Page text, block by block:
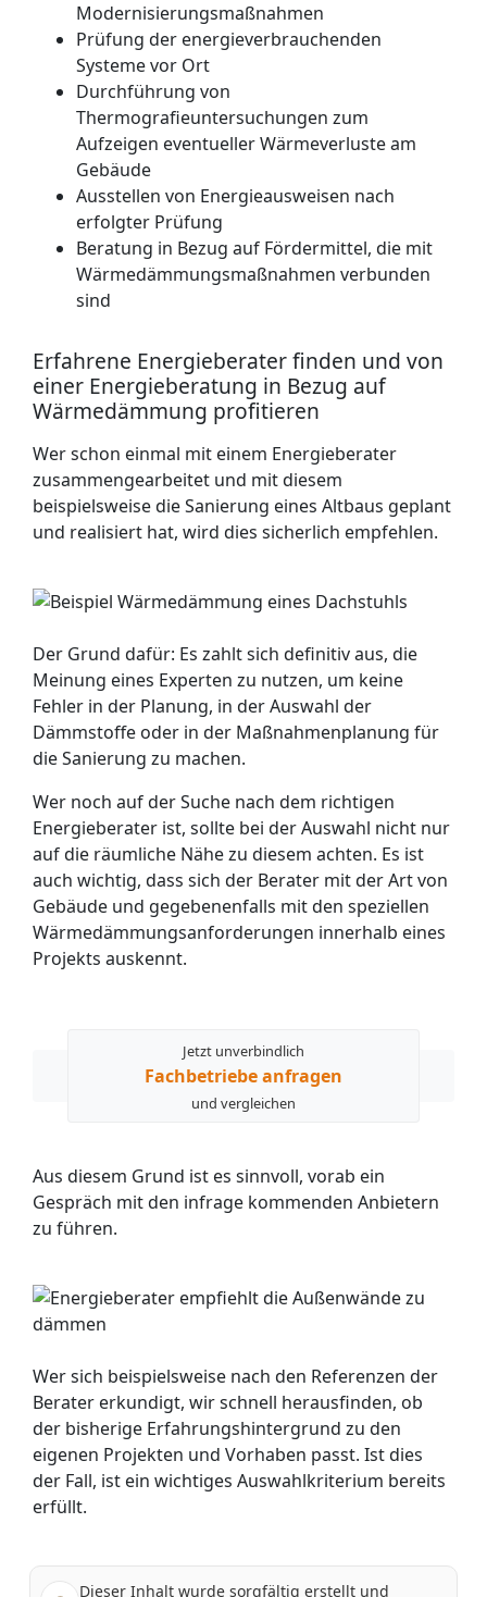
Modernisierungsmaßnahmen
Prüfung der energieverbrauchenden
Systeme vor Ort
Durchführung von
Thermografieuntersuchungen zum
Aufzeigen eventueller Wärmeverluste am
Gebäude
Ausstellen von Energieausweisen nach
erfolgter Prüfung
Beratung in Bezug auf Fördermittel, die mit
Wärmedämmungsmaßnahmen verbunden
sind
Erfahrene Energieberater finden und von
einer Energieberatung in Bezug auf
Wärmedämmung profitieren
Wer schon einmal mit einem Energieberater
zusammengearbeitet und mit diesem
beispielsweise die Sanierung eines Altbaus geplant
und realisiert hat, wird dies sicherlich empfehlen.
Der Grund dafür: Es zahlt sich definitiv aus, die
Meinung eines Experten zu nutzen, um keine
Fehler in der Planung, in der Auswahl der
Dämmstoffe oder in der Maßnahmen­planung für
die Sanierung zu machen.
Wer noch auf der Suche nach dem richtigen
Energieberater ist, sollte bei der Auswahl nicht nur
auf die räumliche Nähe zu diesem achten. Es ist
auch wichtig, dass sich der Berater mit der Art von
Gebäude und gegebenen­falls mit den speziellen
Wärme­dämmungs­anforderungen innerhalb eines
Projekts auskennt.
Jetzt unverbindlich
Fachbetriebe anfragen
und vergleichen
Aus diesem Grund ist es sinnvoll, vorab ein
Gespräch mit den infrage kommenden Anbietern
zu führen.
Wer sich beispielsweise nach den Referenzen der
Berater erkundigt, wir schnell herausfinden, ob
der bisherige Erfahrungshintergrund zu den
eigenen Projekten und Vorhaben passt. Ist dies
der Fall, ist ein wichtiges Auswahlkriterium bereits
erfüllt.
Dieser Inhalt wurde sorgfältig erstellt und